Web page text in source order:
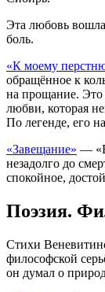
Эта любовь вошла
боль.
«К моему
обращённое к
на прощание. Это
любви, которая
По легенде, его
«Завещание» —
незадолго до
спокойное,
Поэзия.
Стихи
философской
он думал о